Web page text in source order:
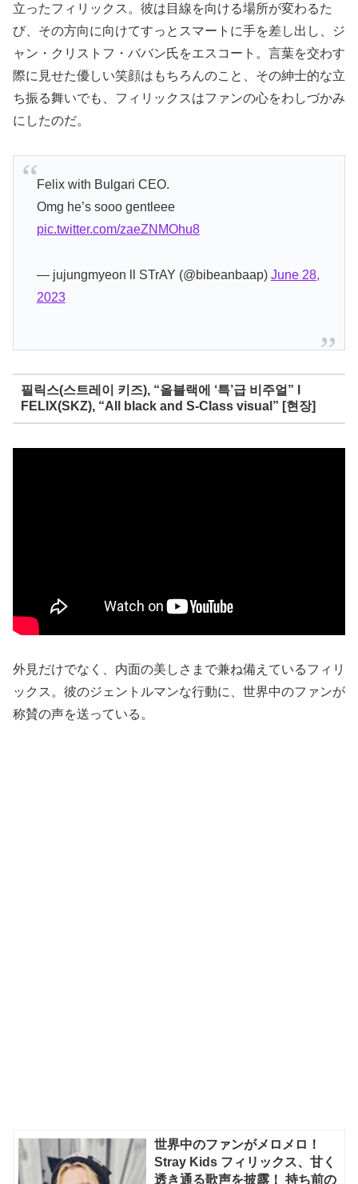
立ったフィリックス。彼は目線を向ける場所が変わるた
び、その方向に向けてすっとスマートに手を差し出し、ジ
ャン・クリストフ・ババン氏をエスコート。言葉を交わす
際に見せた優しい笑顔はもちろんのこと、その紳士的な立
ち振る舞いでも、フィリックスはファンの心をわしづかみ
にしたのだ。
Felix with Bulgari CEO.
Omg he’s sooo gentleee
pic.twitter.com/zaeZNMOhu8
— jujungmyeon ll STrAY (@bibeanbaap) June 28,
2023
필릭스(스트레이 키즈), “올블랙에 ‘특’급 비주얼” l
FELIX(SKZ), “All black and S-Class visual” [현장]
外見だけでなく、内面の美しさまで兼ね備えているフィリ
ックス。彼のジェントルマンな行動に、世界中のファンが
称賛の声を送っている。
世界中のファンがメロメロ！
Stray Kids フィリックス、甘く
透き通る歌声を披露！ 持ち前の